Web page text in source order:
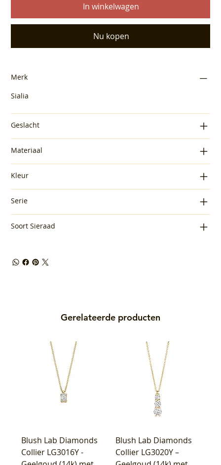
In winkelwagen
Nu kopen
Merk
Sialia
Geslacht
Materiaal
Kleur
Serie
Soort Sieraad
Gerelateerde producten
Blush Lab Diamonds
Collier LG3016Y -
Blush Lab Diamonds
Collier LG3020Y –